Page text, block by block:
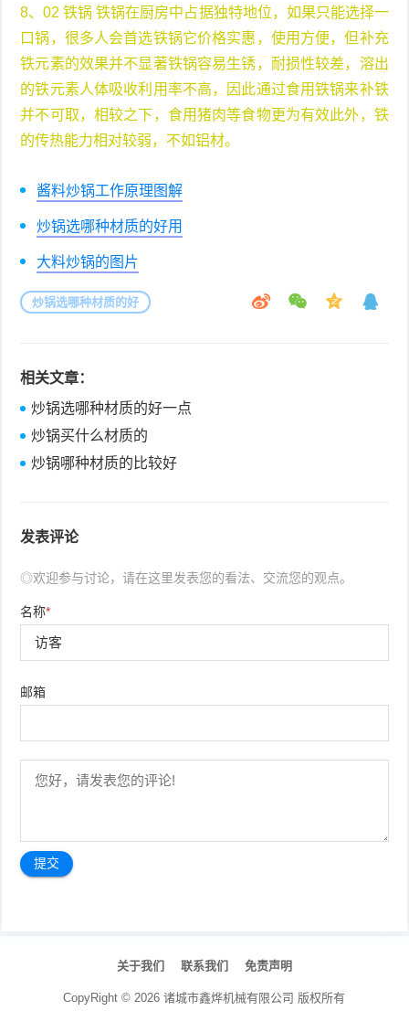
8、02 铁锅 铁锅在厨房中占据独特地位，如果只能选择一
口锅，很多人会首选铁锅它价格实惠，使用方便，但补充
铁元素的效果并不显著铁锅容易生锈，耐损性较差，溶出
的铁元素人体吸收利用率不高，因此通过食用铁锅来补铁
并不可取，相较之下，食用猪肉等食物更为有效此外，铁
的传热能力相对较弱，不如铝材。
酱料炒锅工作原理图解
炒锅选哪种材质的好用
大料炒锅的图片
炒锅选哪种材质的好
相关文章：
炒锅选哪种材质的好一点
炒锅买什么材质的
炒锅哪种材质的比较好
发表评论
◎欢迎参与讨论，请在这里发表您的看法、交流您的观点。
名称*
邮箱
关于我们 联系我们 免责声明
CopyRight © 2026诸城市鑫烨机械有限公司 版权所有